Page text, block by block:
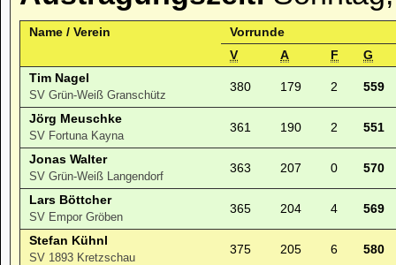
Name / Verein
Vorrunde
V
A F
G
Tim Nagel
SV Grün-Weiß Granschütz
380 179 2 559
Jörg Meuschke
SV Fortuna Kayna
361 190 2 551
Jonas Walter
SV Grün-Weiß Langendorf
363 207 0 570
Lars Böttcher
SV Empor Gröben
365 204 4 569
Stefan Kühnl
SV 1893 Kretzschau
375 205 6 580